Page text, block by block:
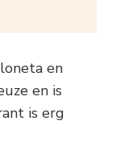
en
en is
is erg